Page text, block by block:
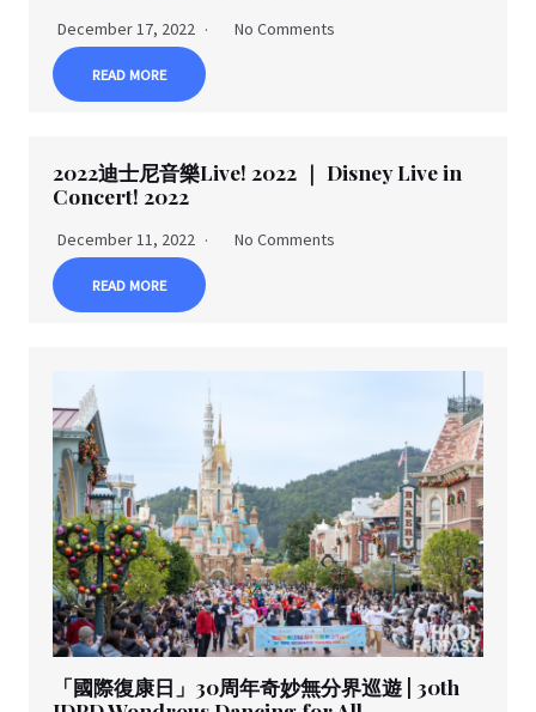
December 17, 2022 No Comments
READ MORE
2022迪士尼音樂Live! 2022 ｜ Disney Live in
Concert! 2022
December 11, 2022 No Comments
READ MORE
「國際復康日」30周年奇妙無分界巡遊 | 30th